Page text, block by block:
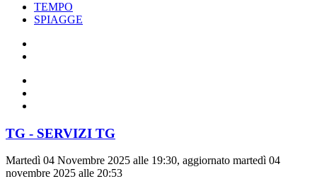
TEMPO
SPIAGGE
TG - SERVIZI TG
Martedì 04 Novembre 2025 alle 19:30, aggiornato martedì 04
novembre 2025 alle 20:53